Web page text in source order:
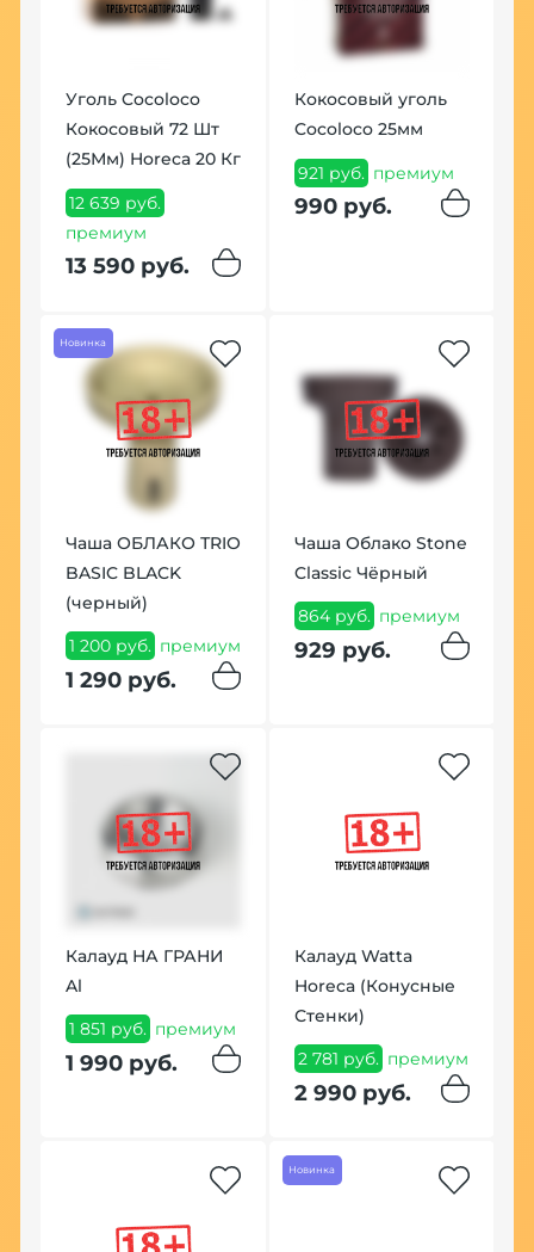
Уголь Cocoloco
Кокосовый 72 Шт
(25Мм) Horeca 20 Кг
12 639 руб.
премиум
13 590 руб.
Кокосовый уголь
Cocoloco 25мм
921 руб. премиум
990 руб.
Новинка
Чаша ОБЛАКО ТRIO
BASIC BLACK
(черный)
1 200 руб. премиум
1 290 руб.
Чаша Облако Stone
Classic Чёрный
864 руб. премиум
929 руб.
Калауд НА ГРАНИ
Al
1 851 руб. премиум
1 990 руб.
Калауд Watta
Horeca (Конусные
Стенки)
2 781 руб. премиум
2 990 руб.
Новинка